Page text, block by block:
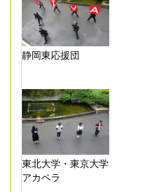
静岡東応援団
東北大学・東京大学
アカペラ